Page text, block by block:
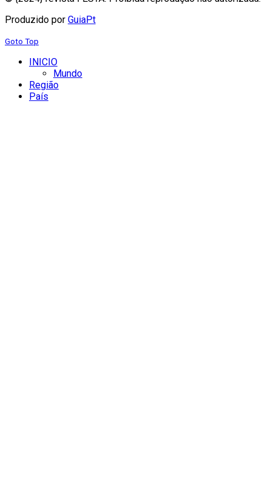
Produzido por GuiaPt
Goto Top
INICIO
Mundo
Região
País